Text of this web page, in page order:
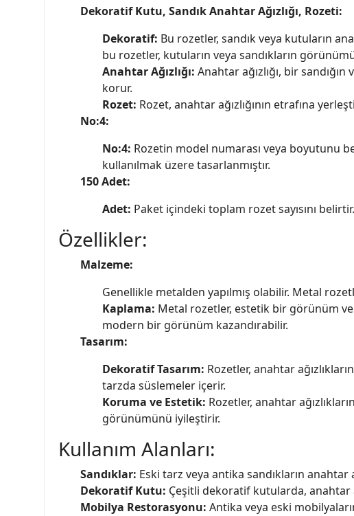
Dekoratif Kutu, Sandık Anahtar Ağızlığı, Rozeti:
Dekoratif: Bu rozetler, sandık veya kutuların
bu rozetler, kutuların veya sandıkların
Anahtar Ağızlığı: Anahtar ağızlığı, bir
korur.
Rozet: Rozet, anahtar ağızlığının etrafına
No:4:
No:4: Rozetin model numarası veya boyutunu
kullanılmak üzere tasarlanmıştır.
150 Adet:
Adet: Paket içindeki toplam rozet sayısını
Özellikler:
Malzeme:
Genellikle metalden yapılmış olabilir. Metal
Kaplama: Metal rozetler, estetik bir görünüm
modern bir görünüm kazandırabilir.
Tasarım:
Dekoratif Tasarım: Rozetler, anahtar
tarzda süslemeler içerir.
Koruma ve Estetik: Rozetler, anahtar
görünümünü iyileştirir.
Kullanım Alanları:
Sandıklar: Eski tarz veya antika sandıkların anahtar
Dekoratif Kutu: Çeşitli dekoratif kutularda, anahtar
Mobilya Restorasyonu: Antika veya eski